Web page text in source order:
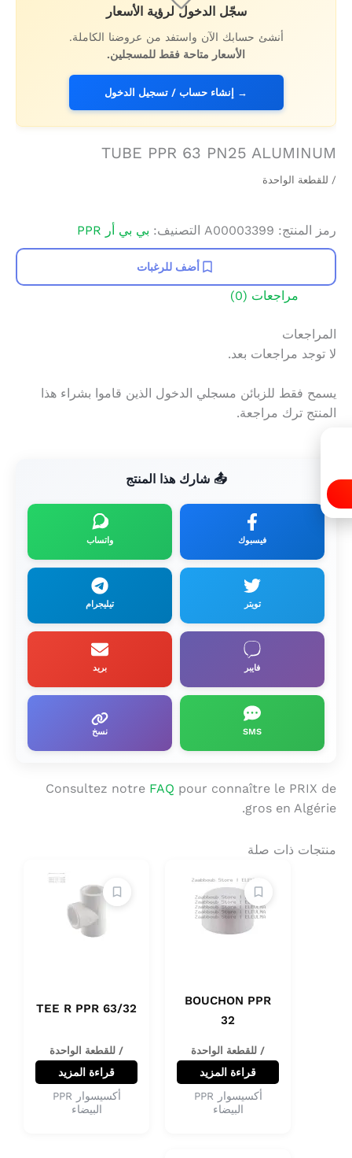
سجّل الدخول لرؤية الأسعار
أنشئ حسابك الآن واستفد من عروضنا الكاملة.
الأسعار متاحة فقط للمسجلين.
→ إنشاء حساب / تسجيل الدخول
TUBE PPR 63 PN25 ALUMINUM
/ للقطعة الواحدة
رمز المنتج: A00003399 التصنيف: بي بي أر PPR
أضف للرغبات
مراجعات (0)
المراجعات
لا توجد مراجعات بعد.
يسمح فقط للزبائن مسجلي الدخول الذين قاموا بشراء هذا
المنتج ترك مراجعة.
📤 شارك هذا المنتج
فيسبوك واتساب
تويتر تيليجرام
فايبر بريد
SMS نسخ
Consultez notre FAQ pour connaître le PRIX de
gros en Algérie.
منتجات ذات صلة
BOUCHON PPR
32
/ للقطعة الواحدة
قراءة المزيد
أكسيسوار PPR
البيضاء
TEE R PPR 63/32
/ للقطعة الواحدة
قراءة المزيد
أكسيسوار PPR
البيضاء